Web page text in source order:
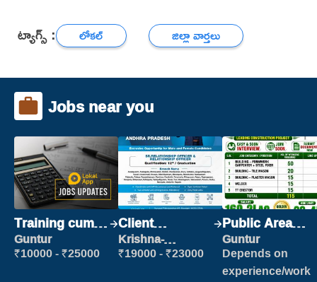
ట్యాగ్స్ : లోకల్ జిల్లా వార్తలు
Jobs near you
Training cum
Placement
Guntur
₹10000 - ₹25000
Client
Relationship
Executive
Krishna-
vijayawada
₹19000 - ₹23000
Public Area
Cleaner
Guntur
Depends on
experience/work